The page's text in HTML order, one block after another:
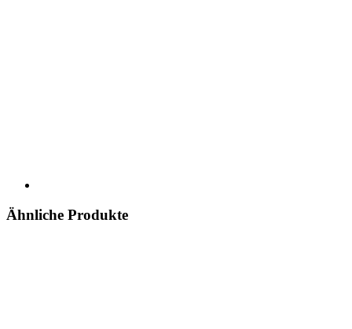
Ähnliche Produkte